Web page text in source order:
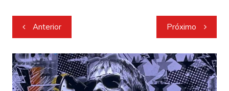
Navegação
de
Post
Anterior Próximo